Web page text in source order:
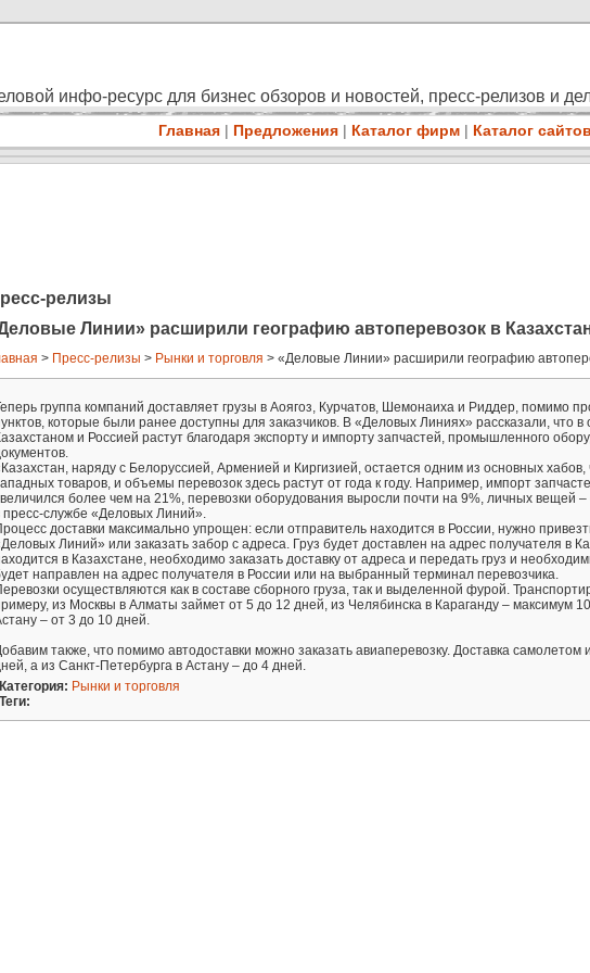
инфо-ресурс для бизнес обзоров и новостей, пресс-релизов и
Главная | Предложения | Каталог фирм | Каталог сайтов
релизы
Линии» расширили географию автоперевозок в
> Пресс-релизы > Рынки и торговля > «Деловые Линии» расширили географию
группа компаний доставляет грузы в Аоягоз, Курчатов, Шемонаиха и Риддер, помимо
которые были ранее доступны для заказчиков. В «Деловых Линиях» рассказали, что
и Россией растут благодаря экспорту и импорту запчастей, промышленного
наряду с Белоруссией, Арменией и Киргизией, остается одним из основных
товаров, и объемы перевозок здесь растут от года к году. Например, импорт
более чем на 21%, перевозки оборудования выросли почти на 9%, личных вещей
пресс-службе «Деловых Линий».
доставки максимально упрощен: если отправитель находится в России, нужно
Линий» или заказать забор с адреса. Груз будет доставлен на адрес получателя в
в Казахстане, необходимо заказать доставку от адреса и передать груз и
направлен на адрес получателя в России или на выбранный терминал перевозчика.
осуществляются как в составе сборного груза, так и выделенной фурой.
из Москвы в Алматы займет от 5 до 12 дней, из Челябинска в Караганду – максимум
– от 3 до 10 дней.
также, что помимо автодоставки можно заказать авиаперевозку. Доставка
а из Санкт-Петербурга в Астану – до 4 дней.
Категория: Рынки и торговля
Теги: